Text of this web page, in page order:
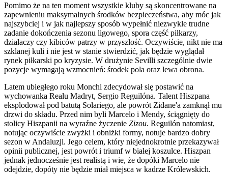
Pomimo że na ten moment wszystkie kluby są skoncentrowane na
zapewnieniu maksymalnych środków bezpieczeństwa, aby móc jak
najszybciej i w jak najlepszy sposób wypełnić niezwykle trudne
zadanie dokończenia sezonu ligowego, spora część piłkarzy,
działaczy czy kibiców patrzy w przyszłość. Oczywiście, nikt nie ma
szklanej kuli i nie jest w stanie stwierdzić, jak będzie wyglądał
rynek piłkarski po kryzysie. W drużynie Sevilli szczególnie dwie
pozycje wymagają wzmocnień: środek pola oraz lewa obrona.
Latem ubiegłego roku Monchi zdecydował się postawić na
wychowanka Realu Madryt, Sergio Reguilóna. Talent Hiszpana
eksplodował pod batutą Solariego, ale powrót Zidane'a zamknął mu
drzwi do składu. Przed nim byli Marcelo i Mendy, ściągnięty do
stolicy Hiszpanii na wyraźne życzenie Zizou. Reguilón natomiast,
notując oczywiście zwyżki i obniżki formy, notuje bardzo dobry
sezon w Andaluzji. Jego celem, który niejednokrotnie przekazywał
opinii publicznej, jest powrót i triumf w białej koszulce. Hiszpan
jednak jednocześnie jest realistą i wie, że dopóki Marcelo nie
odejdzie, dopóty nie będzie miał miejsca w kadrze Królewskich.